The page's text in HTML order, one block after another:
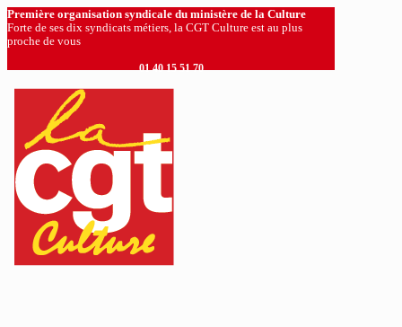
Première organisation syndicale du ministère de la Culture
Forte de ses dix syndicats métiers, la CGT Culture est au plus
proche de vous
01 40 15 51 70